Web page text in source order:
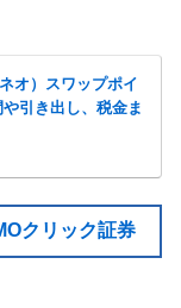
オ）スワップポイ
引き出し、税金ま
クリック証券